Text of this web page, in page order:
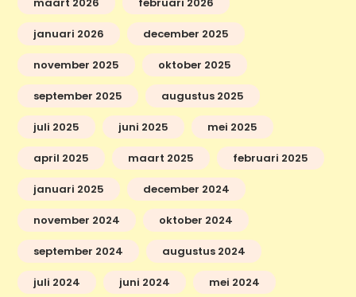
januari 2026 december 2025
november 2025 oktober 2025
september 2025 augustus 2025
juli 2025 juni 2025 mei 2025
april 2025 maart 2025 februari 2025
januari 2025 december 2024
november 2024 oktober 2024
september 2024 augustus 2024
juli 2024 juni 2024 mei 2024